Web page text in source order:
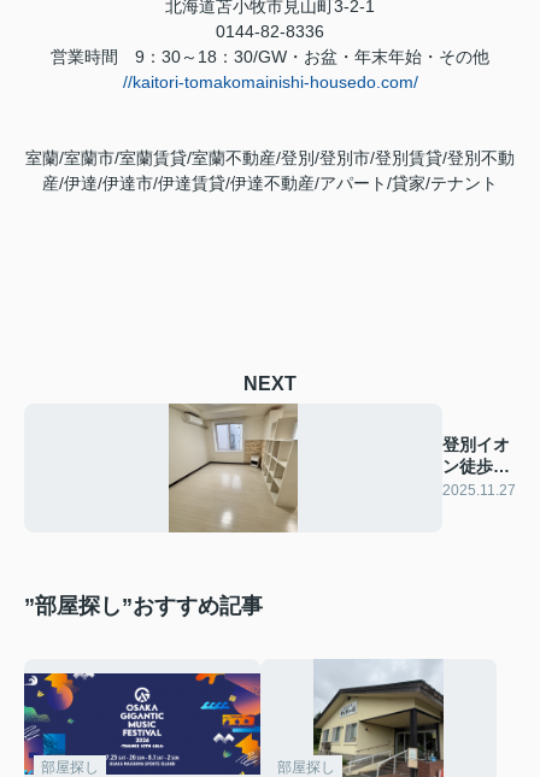
北海道苫小牧市見山町3-2-1
0144-82-8336
営業時間 9 ： 30～ 18 ： 30/GW ・お盆・年末年始・その他
//kaitori-tomakomainishi-housedo.com/
室蘭/室蘭市/室蘭賃貸/室蘭不動産/登別/登別市/登別賃貸/登別不動
産/伊達/伊達市/伊達賃貸/伊達不動産/アパート/貸家/テナント
NEXT
登別イオ
ン徒歩圏
内★
2025.11.27
”部屋探し”おすすめ記事
部屋探し 部屋探し